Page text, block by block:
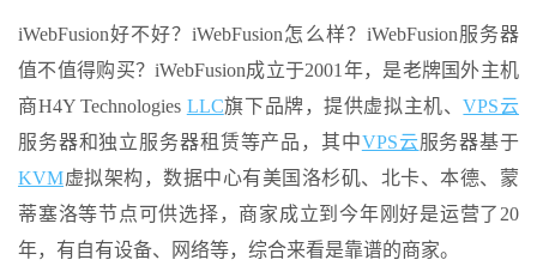
iWebFusion好不好？iWebFusion怎么样？iWebFusion服务器
值不值得购买？iWebFusion成立于2001年，是老牌国外主机
商H4Y Technologies LLC旗下品牌，提供虚拟主机、VPS云
服务器和独立服务器租赁等产品，其中VPS云服务器基于
KVM虚拟架构，数据中心有美国洛杉矶、北卡、本德、蒙
蒂塞洛等节点可供选择，商家成立到今年刚好是运营了20
年，有自有设备、网络等，综合来看是靠谱的商家。